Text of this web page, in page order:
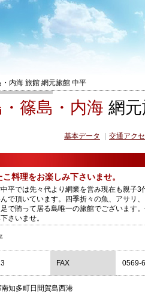
内海 旅館 網元旅館 中平
篠島・内海 網
基本データ
交通アク
料理をお楽しみ下さいませ。
平では先々代より網業を営み現在も親子3
で頂いています。四季折々の魚、アサリ
で賄って居る島唯一の旅館でございます
さいませ。
FAX 0569-
知多町日間賀島西港